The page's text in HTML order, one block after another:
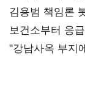
김용범 책임론
보건소부터 응
"강남사옥 부지